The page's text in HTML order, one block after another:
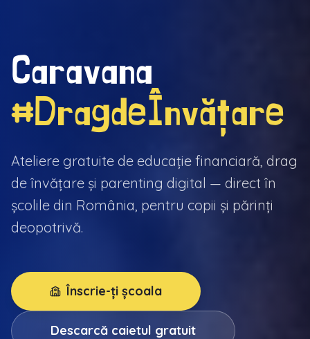
Caravana
#DragdeÎnvățare
Ateliere gratuite de educație financiară, drag
de învățare și parenting digital — direct în
școlile din România, pentru copii și părinți
deopotrivă.
Înscrie-ți școala
Descarcă caietul gratuit